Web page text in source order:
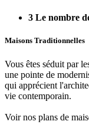
3 Le nombre
Maisons Traditionnelles
Vous êtes séduit par
une pointe de
qui apprécient
vie contemporain.
Voir nos plans de